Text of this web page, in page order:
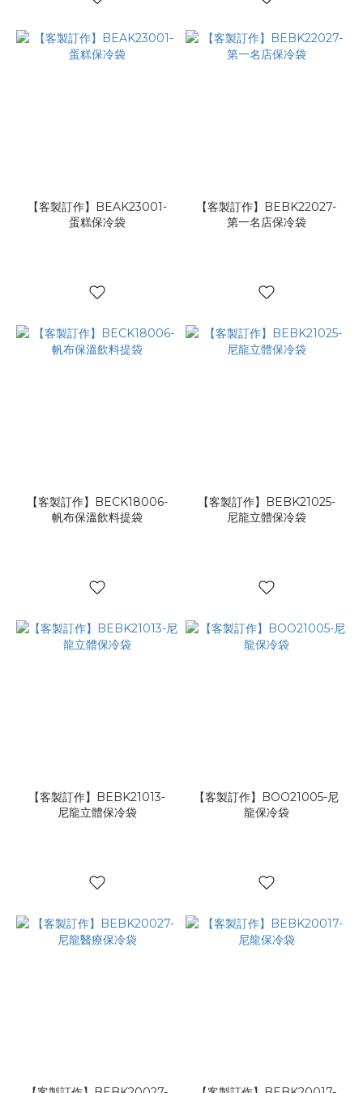
【客製訂作】BEAK23001-
蛋糕保冷袋
【客製訂作】BEBK22027-
第一名店保冷袋
【客製訂作】BECK18006-
帆布保溫飲料提袋
【客製訂作】BEBK21025-
尼龍立體保冷袋
【客製訂作】BEBK21013-
尼龍立體保冷袋
【客製訂作】BOO21005-尼
龍保冷袋